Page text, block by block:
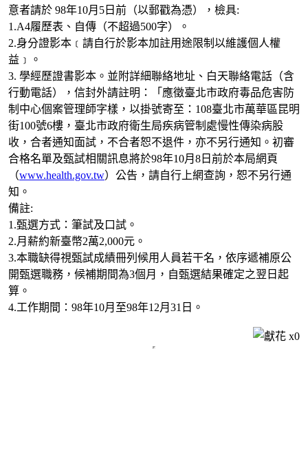
意者請於 98年10月5日前（以郵戳為憑），檢具:
1.A4履歷表、自傳（不超過500字）。
2.身分證影本﹝請自行於影本加註用途限制以維護個人權
益﹞。
3. 學經歷證書影本。並附詳細聯絡地址、白天聯絡電話（含
行動電話），信封外請註明：「應徵臺北市政府毒品危害防
制中心個案管理師字樣，以掛號寄至：108臺北市萬華區昆明
街100號6樓，臺北市政府衛生局疾病管制處慢性傳染病股
收，合者通知面試，不合者恕不退件，亦不另行通知。初審
合格名單及甄試相關訊息將於98年10月8日前於本局網頁
（www.health.gov.tw）公告，請自行上網查詢，恕不另行通
知。
備註:
1.甄選方式：筆試及口試。
2.月薪約新臺幣2萬2,000元。
3.本職缺得視甄試成績冊列候用人員若干名，依序遞補原公
開甄選職務，候補期間為3個月，自甄選結果確定之翌日起
算。
4.工作期間：98年10月至98年12月31日。
x0